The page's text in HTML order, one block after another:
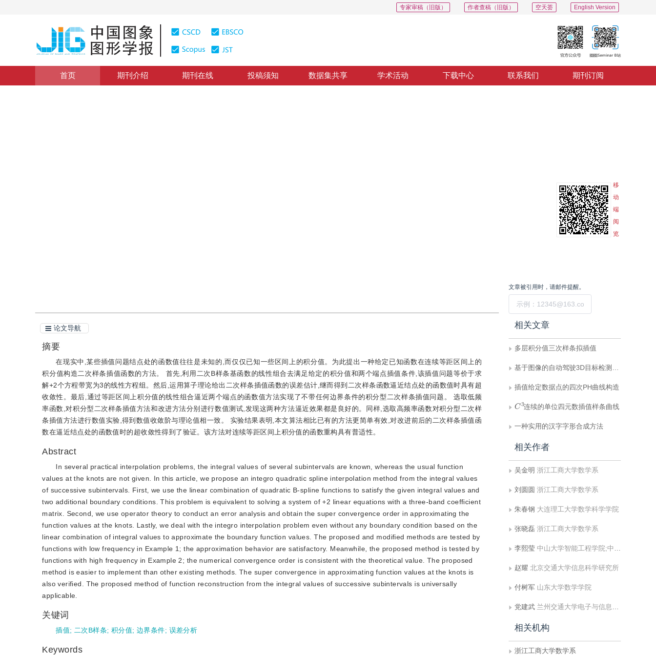
English Version
空天荟
作者查稿（旧版）
专家审稿（旧版）
首页 期刊介绍 期刊在线 投稿须知 数据集共享 学术活动 下载中心 联系我们 期刊订阅
移
动
端
阅
览
论文导航
摘要
在现实中,某些插值问题结点处的函数值往往是未知的,而仅仅已知一些区间上的积分值。为此提出一种给定已知函数在连续等距区间上的
积分值构造二次样条插值函数的方法。 首先,利用二次B样条基函数的线性组合去满足给定的积分值和两个端点插值条件,该插值问题等价于求
解+2个方程带宽为3的线性方程组。然后,运用算子理论给出二次样条插值函数的误差估计,继而得到二次样条函数逼近结点处的函数值时具有超
收敛性。最后,通过等距区间上积分值的线性组合逼近两个端点的函数值方法实现了不带任何边界条件的积分型二次样条插值问题。 选取低频
率函数,对积分型二次样条插值方法和改进方法分别进行数值测试,发现这两种方法逼近效果都是良好的。同样,选取高频率函数对积分型二次样
条插值方法进行数值实验,得到数值收敛阶与理论值相一致。 实验结果表明,本文算法相比已有的方法更简单有效,对改进前后的二次样条插值函
数在逼近结点处的函数值时的超收敛性得到了验证。该方法对连续等距区间上积分值的函数重构具有普适性。
Abstract
In several practical interpolation problems, the integral values of several subintervals are known, whereas the usual function
values at the knots are not given. In this article, we propose an integro quadratic spline interpolation method from the integral values
of successive subintervals. First, we use the linear combination of quadratic B-spline functions to satisfy the given integral values and
two additional boundary conditions. This problem is equivalent to solving a system of +2 linear equations with a three-band coefficient
matrix. Second, we use operator theory to conduct an error analysis and obtain the super convergence order in approximating the
function values at the knots. Lastly, we deal with the integro interpolation problem even without any boundary condition based on the
linear combination of integral values to approximate the boundary function values. The proposed and modified methods are tested by
functions with low frequency in Example 1; the approximation behavior are satisfactory. Meanwhile, the proposed method is tested by
functions with high frequency in Example 2; the numerical convergence order is consistent with the theoretical value. The proposed
method is easier to implement than other existing methods. The super convergence in approximating function values at the knots is
also verified. The proposed method of function reconstruction from the integral values of successive subintervals is universally
applicable.
关键词
插值; 二次B样条; 积分值; 边界条件; 误差分析
Keywords
文章被引用时，请邮件提醒。
相关文章
多层积分值三次样条拟插值
基于图像的自动驾驶3D目标检测综述——基准、制约因素和误差分析
插值给定数据点的四次PH曲线构造
C3连续的单位四元数插值样条曲线
一种实用的汉字字形合成方法
相关作者
吴金明 浙江工商大学数学系
刘圆圆 浙江工商大学数学系
朱春钢 大连理工大学数学科学学院
张晓磊 浙江工商大学数学系
李熙莹 中山大学智能工程学院;中山大学;广东省智能交通系统（ITS） 重点实验室
赵耀 北京交通大学信息科学研究所
付树军 山东大学数学学院
党建武 兰州交通大学电子与信息工程学院
相关机构
浙江工商大学数学系